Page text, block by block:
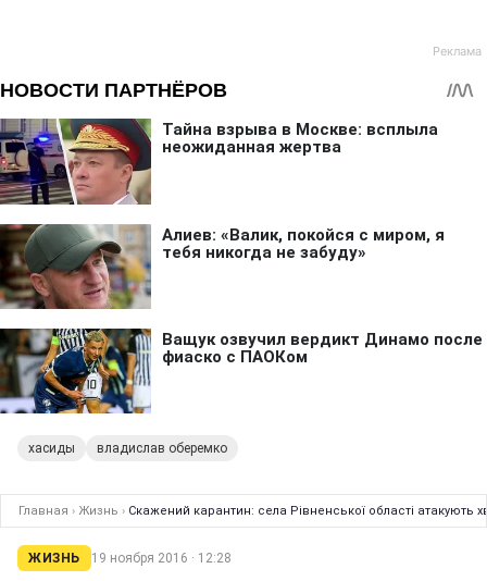
хасиды владислав оберемко
Главная › Жизнь › Скажений карантин: села Рівненської області атакують
ЖИЗНЬ 19 ноября 2016 · 12:28